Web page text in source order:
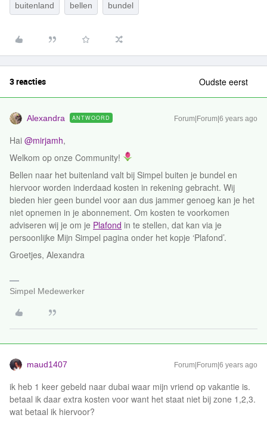
buitenland bellen bundel
3 reacties Oudste eerst
Alexandra ANTWOORD Forum|Forum|6 years ago
Hai @mirjamh,
Welkom op onze Community!
Bellen naar het buitenland valt bij Simpel buiten je bundel en
hiervoor worden inderdaad kosten in rekening gebracht. Wij
bieden hier geen bundel voor aan dus jammer genoeg kan je het
niet opnemen in je abonnement. Om kosten te voorkomen
adviseren wij je om je Plafond in te stellen, dat kan via je
persoonlijke Mijn Simpel pagina onder het kopje ‘Plafond’.
Groetjes, Alexandra
Simpel Medewerker
maud1407 Forum|Forum|6 years ago
ik heb 1 keer gebeld naar dubai waar mijn vriend op vakantie is.
betaal ik daar extra kosten voor want het staat niet bij zone 1,2,3.
wat betaal ik hiervoor?